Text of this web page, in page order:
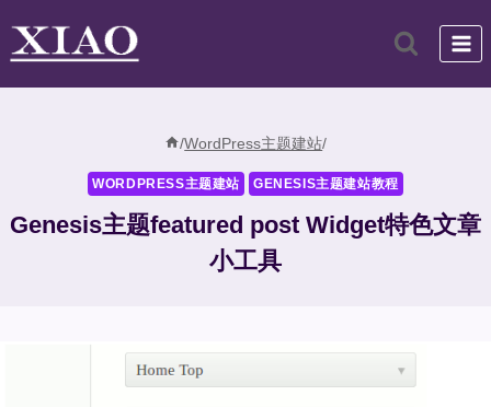
/WordPress主题建站/
WORDPRESS主题建站 GENESIS主题建站教程
Genesis主题featured post Widget特色文章
小工具